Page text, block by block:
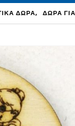
ΔΩΡΑ, ΔΩΡΑ